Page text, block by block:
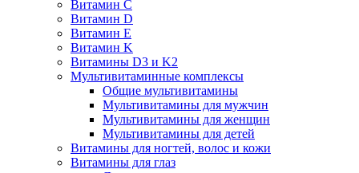
Витамин C
Витамин D
Витамин E
Витамин K
Витамины D3 и K2
Мультивитаминные комплексы
Общие мультивитамины
Мультивитамины для мужчин
Мультивитамины для женщин
Мультивитамины для детей
Витамины для ногтей, волос и кожи
Витамины для глаз